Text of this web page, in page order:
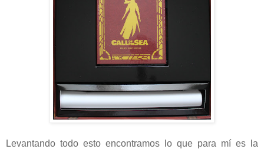
Levantando todo esto encontramos lo que para mí es la